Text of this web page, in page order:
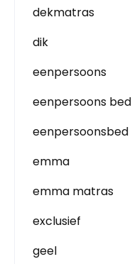
dekmatras
dik
eenpersoons
eenpersoons bed
eenpersoonsbed
emma
emma matras
exclusief
geel